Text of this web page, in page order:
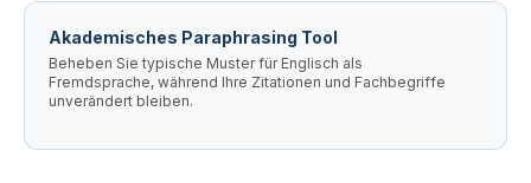
Akademisches Paraphrasing Tool
Beheben Sie typische Muster für Englisch als
Fremdsprache, während Ihre Zitationen und Fachbegriffe
unverändert bleiben.